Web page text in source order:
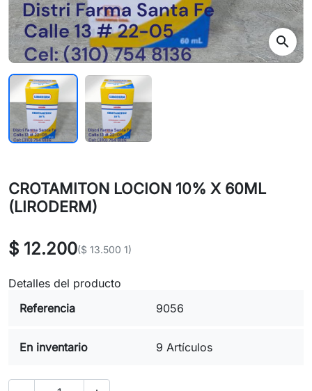
search
CROTAMITON LOCION 10% X 60ML
(LIRODERM)
$ 12.200($ 13.500 1)
Detalles del producto
Referencia
9056
En inventario 9 Artículos